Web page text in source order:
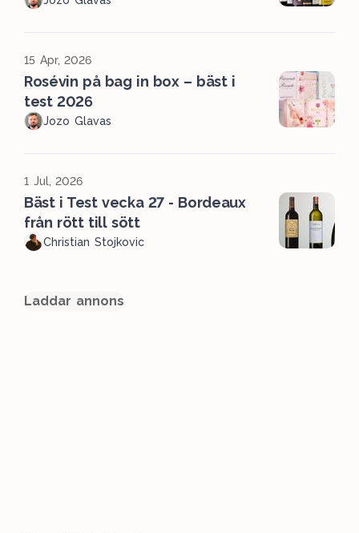
15 Apr, 2026
Rosévin på bag in box – bäst i
test 2026
Jozo Glavas
1 Jul, 2026
Bäst i Test vecka 27 - Bordeaux
från rött till sött
Christian Stojkovic
Laddar annons